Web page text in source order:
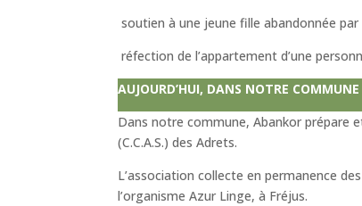
soutien à une jeune fille abandonnée par
réfection de l’appartement d’une
AUJOURD’HUI, DANS NOTRE COMMUNE
Dans notre commune, Abankor prépare
(C.C.A.S.) des Adrets.
L’association collecte en permanence
l’organisme Azur Linge, à Fréjus.